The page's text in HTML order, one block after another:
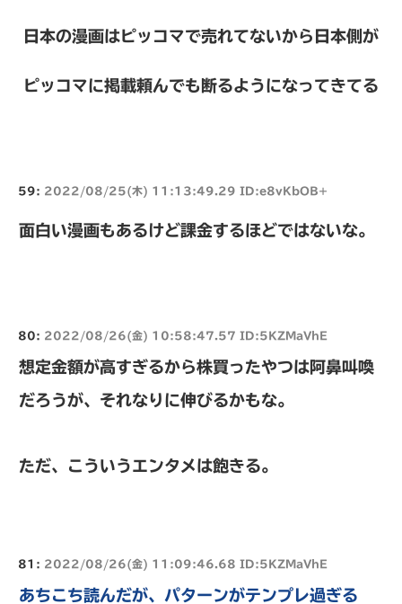
日本の漫画はピッコマで売れてないから日本側が
ピッコマに掲載頼んでも断るようになってきてる
59: 2022/08/25(木) 11:13:49.29 ID:e8vKbOB+
面白い漫画もあるけど課金するほどではないな。
80: 2022/08/26(金) 10:58:47.57 ID:5KZMaVhE
想定金額が高すぎるから株買ったやつは阿鼻叫喚
だろうが、それなりに伸びるかもな。
ただ、こういうエンタメは飽きる。
81: 2022/08/26(金) 11:09:46.68 ID:5KZMaVhE
あちこち読んだが、パターンがテンプレ過ぎる